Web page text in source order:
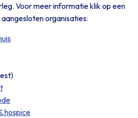
Voor meer informatie klik op een
organisaties:
hospice